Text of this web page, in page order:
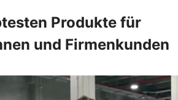
Produkte für
und Firmenkunden